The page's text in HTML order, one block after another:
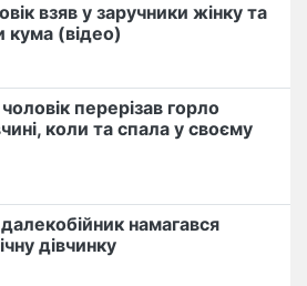
взяв у заручники жінку та
кума (відео)
перерізав горло
коли та спала у своєму
намагався
дівчинку